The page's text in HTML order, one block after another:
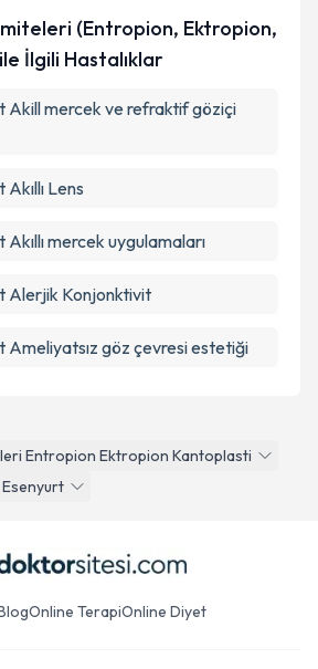
Entropion Ektropion Kantoplasti
Esenyurt
(Entropion, Ektropion,
İlgili Hastalıklar
Akill mercek ve refraktif göziçi
Lens
mercek uygulamaları
Alerjik Konjonktivit
Ameliyatsız göz çevresi estetiği
Online TerapiOnline Diyet